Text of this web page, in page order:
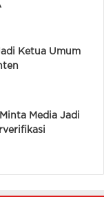
Ketua Umum
Media Jadi